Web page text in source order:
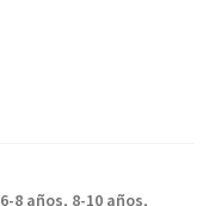
6-8 años, 8-10 años,